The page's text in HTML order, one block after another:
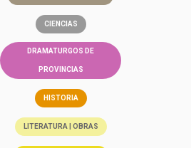
CIENCIAS
DRAMATURGOS DE
PROVINCIAS
HISTORIA
LITERATURA | OBRAS